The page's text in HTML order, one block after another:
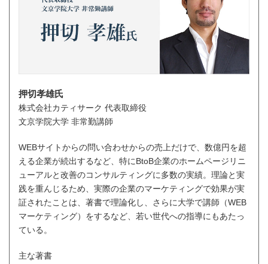
押切孝雄氏
株式会社カティサーク 代表取締役
文京学院大学 非常勤講師
WEBサイトからの問い合わせからの売上だけで、数億円を超
える企業が続出するなど、特にBtoB企業のホームページリニ
ューアルと改善のコンサルティングに多数の実績。理論と実
践を重んじるため、実際の企業のマーケティングで効果が実
証されたことは、著書で理論化し、さらに大学で講師（WEB
マーケティング）をするなど、若い世代への指導にもあたっ
ている。
主な著書